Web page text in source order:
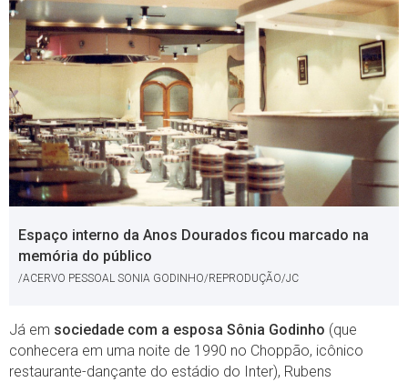
Espaço interno da Anos Dourados ficou marcado na
memória do público
/ACERVO PESSOAL SONIA GODINHO/REPRODUÇÃO/JC
Já em sociedade com a esposa Sônia Godinho (que
conhecera em uma noite de 1990 no Choppão, icônico
restaurante-dançante do estádio do Inter), Rubens